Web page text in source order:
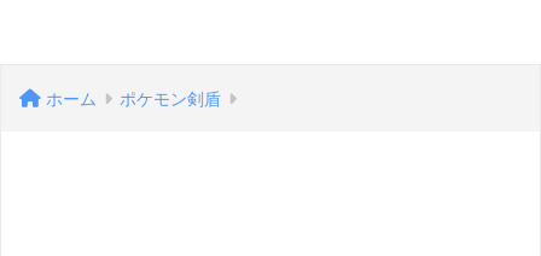
ホーム ポケモン剣盾